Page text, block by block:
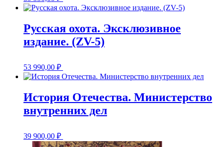
Русская охота. Эксклюзивное
издание. (ZV-5)
53 990,00 ₽
История Отечества. Министерство
внутренних дел
39 900,00 ₽